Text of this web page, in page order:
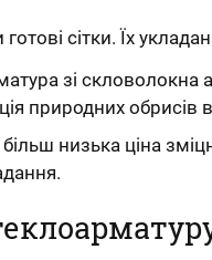
сітки. Їх
зі скловолокна
природних
низька ціна